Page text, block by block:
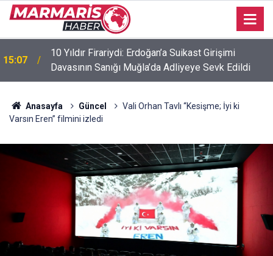
11:45
Down Sendromlu Milli Sporcu Münevver Yılmaz,
Marmaris Kaymakamı Nurullah Kaya’yı Ziyaret Etti
Anasayfa Güncel
Vali Orhan Tavlı “Kesişme; İyi ki
Varsın Eren” filmini izledi